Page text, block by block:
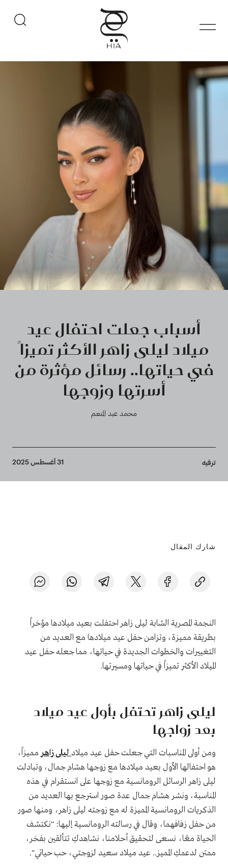
أسباب جعلت احتفال عيد
ميلاد ليلى زاهر الأكثر تميزاً
في حياتها.. رسائل مؤثرة من
أسرتها وزوجها
محمد عبد المنعم
Breadcrumb
ترفيه 31 أغسطس 2025
شارك المقال
النجمة المصرية الشابة ليلى زاهر احتفلت بعيد ميلادها مؤخراً
بطريقة مميزة، وتزامن حفل عيد ميلادها مع العديد من
التغييرات والخطوات الجديدة في حياتها، مما جعله حفل عيد
الميلاد الأكثر تميزاً في حياتها ومسيرتها.
ليلى زاهر تحتفل بأول عيد ميلاد
بعد زواجها
ومن أولى المناسبات التي جعلت حفل عيد ميلاد ليلى زاهر مميزاً،
هو احتفالها الأول بعيد ميلادها مع زوجها هشام جمال، وتبادلت
ليلى زاهر الرسائل الرومانسية مع زوجها على انستقرام في هذه
المناسبة، ونشر هشام جمال عدة صور استرجع بها العديد من
الذكريات الرومانسية المميزة له مع زوجته ليلى زاهر، ومنها صور
من حفل زفافهما، وقال في رسالته الرومانسية إليها: "نكتشف
الحياة معًا، نسعى لتحقيق أحلامنا، نشاهدكِ تتألقين بفخر،
ممتن لدعمكِ المميز.. عيد ميلاد سعيد لزوجتي، حب حياتي".